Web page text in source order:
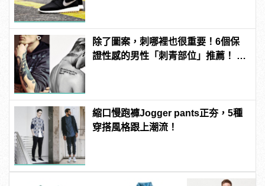
除了圖案，刺哪裡也很重要！6個保
證性感的男性「刺青部位」推薦！ |
縮口慢跑褲Jogger pants正夯，5種
穿搭風格跟上潮流！